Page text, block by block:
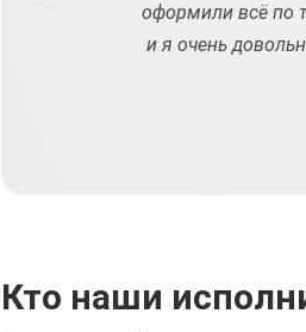
оформили всё по
и я очень
Кто наши